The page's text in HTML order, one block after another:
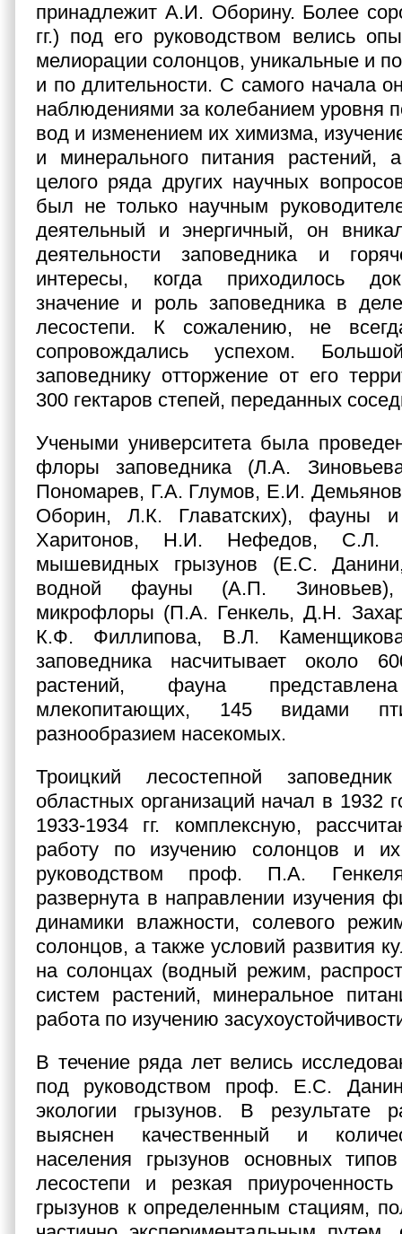
принадлежит А.И. Оборину. Более
гг.) под его руководством велись
мелиорации солонцов, уникальные и
и по длительности. С самого начала
наблюдениями за колебанием уровня
вод и изменением их химизма,
и минерального питания растений,
целого ряда других научных
был не только научным
деятельный и энергичный, он
деятельности заповедника и
интересы, когда приходилось
значение и роль заповедника в
лесостепи. К сожалению, не
сопровождались успехом.
заповеднику отторжение от его
300 гектаров степей, переданных
Учеными университета была
флоры заповедника (Л.А.
Пономарев, Г.А. Глумов, Е.И.
Оборин, Л.К. Главатских), фауны
Харитонов, Н.И. Нефедов,
мышевидных грызунов (Е.С.
водной фауны (А.П. Зиновьев),
микрофлоры (П.А. Генкель, Д.Н.
К.Ф. Филлипова, В.Л.
заповедника насчитывает около
растений, фауна
млекопитающих, 145 видами
разнообразием насекомых.
Троицкий лесостепной
областных организаций начал в 1932
1933-1934 гг. комплексную,
работу по изучению солонцов и
руководством проф. П.А.
развернута в направлении изучения
динамики влажности, солевого
солонцов, а также условий развития
на солонцах (водный режим,
систем растений, минеральное
работа по изучению
В течение ряда лет велись
под руководством проф. Е.С.
экологии грызунов. В результате
выяснен качественный и
населения грызунов основных
лесостепи и резкая
грызунов к определенным стациям,